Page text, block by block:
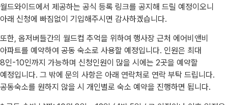
월드와이드에서 제공하는 공식 등록 링크를 공지해 드릴 예정이오니
아래 신청에 빠짐없이 기입해주시면 감사하겠습니다.
또한, 옵저버들간의 월드컵 추억을 위하여 행사장 근처 에어비앤비
아파트를 예약하여 공동 숙소로 사용할 예정입니다. 인원은 최대
8인-10인까지 가능하며 신청인원이 많을 시에는 2곳을 예약할
예정입니다. 그 밖에 문의 사항은 아래 연락처로 연락 부탁 드립니다.
공동숙소를 원하지 않을 시 개인별로 숙소 예약을 진행하면 됩니다.